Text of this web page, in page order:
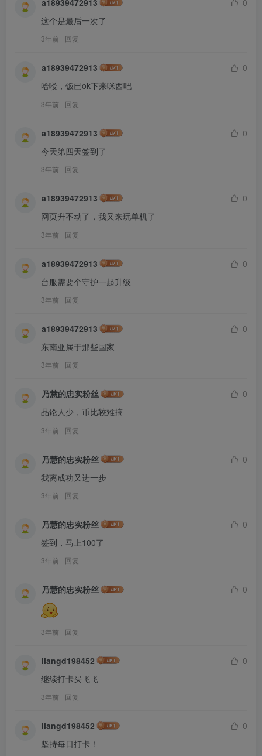
a18939472913
0
这个是最后一次了
3年前 回复
a18939472913
0
哈喽，饭已ok下来咪西吧
3年前 回复
a18939472913
0
今天第四天签到了
3年前 回复
a18939472913
0
网页升不动了，我又来玩单机了
3年前 回复
a18939472913
0
台服需要个守护一起升级
3年前 回复
a18939472913
0
东南亚属于那些国家
3年前 回复
乃慧的忠实粉丝
0
品论人少，币比较难搞
3年前 回复
乃慧的忠实粉丝
0
我离成功又进一步
3年前 回复
乃慧的忠实粉丝
0
签到，马上100了
3年前 回复
乃慧的忠实粉丝 0
3年前 回复
liangd198452
0
继续打卡买飞飞
3年前 回复
liangd198452
0
坚持每日打卡！